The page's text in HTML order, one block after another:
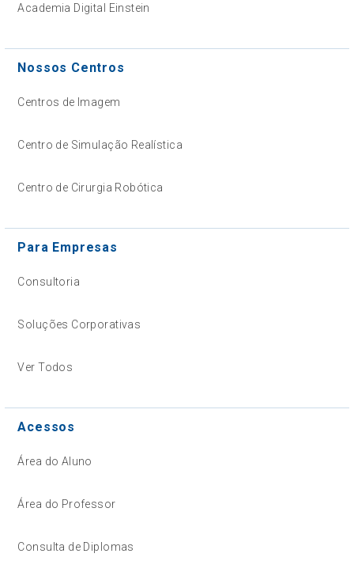
Academia Digital Einstein
Nossos Centros
Centros de Imagem
Centro de Simulação Realística
Centro de Cirurgia Robótica
Para Empresas
Consultoria
Soluções Corporativas
Ver Todos
Acessos
Área do Aluno
Área do Professor
Consulta de Diplomas